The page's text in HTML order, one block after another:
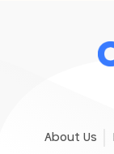
About Us